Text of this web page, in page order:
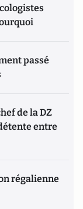
passé
de la DZ
entre
régalienne